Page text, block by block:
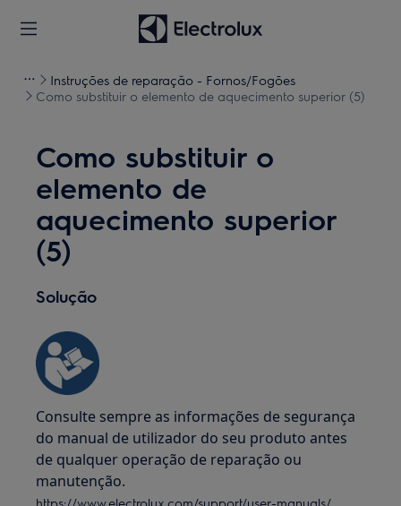
Instruções de reparação - Fornos/Fogões
Como substituir o elemento de aquecimento superior (5)
Como substituir o
elemento de
aquecimento superior
(5)
Solução
Consulte sempre as informações de segurança
do manual de utilizador do seu produto antes
de qualquer operação de reparação ou
manutenção.
https://www.electrolux.com/support/user-manuals/